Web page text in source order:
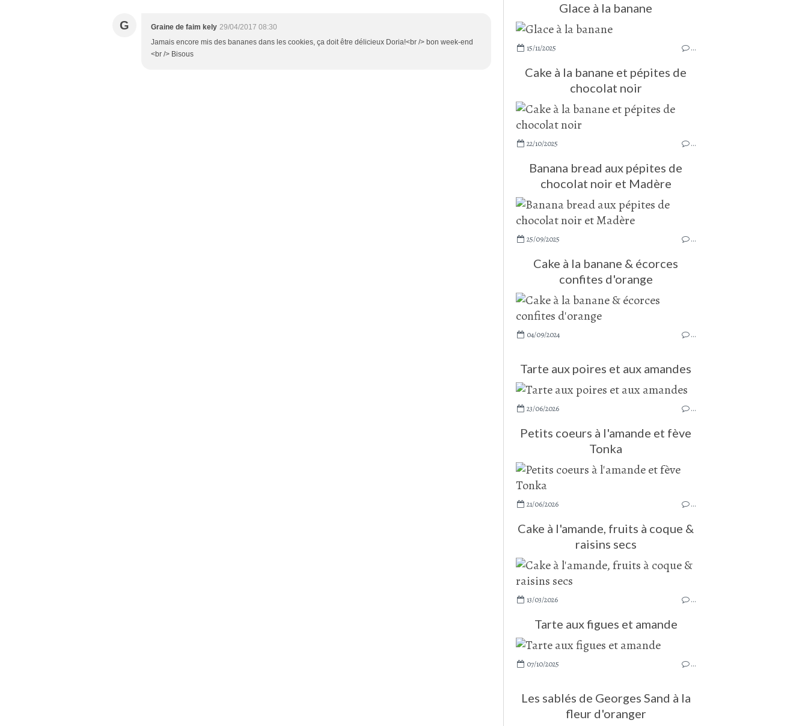
G Graine de faim kely 29/04/2017 08:30
Jamais encore mis des bananes dans les cookies, ça doit être délicieux Doria!<br /> bon week-end
<br /> Bisous
Glace à la banane
15/11/2025 …
Cake à la banane et pépites de
chocolat noir
22/10/2025 …
Banana bread aux pépites de
chocolat noir et Madère
25/09/2025 …
Cake à la banane & écorces
confites d'orange
04/09/2024 …
Tarte aux poires et aux amandes
23/06/2026 …
Petits coeurs à l'amande et fève
Tonka
21/06/2026 …
Cake à l'amande, fruits à coque &
raisins secs
13/03/2026 …
Tarte aux figues et amande
07/10/2025 …
Les sablés de Georges Sand à la
fleur d'oranger